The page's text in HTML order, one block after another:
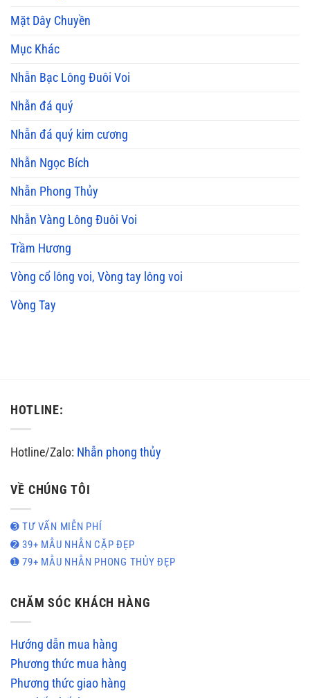
Mặt Dây Chuyền
Mục Khác
Nhẫn Bạc Lông Đuôi Voi
Nhẫn đá quý
Nhẫn đá quý kim cương
Nhẫn Ngọc Bích
Nhẫn Phong Thủy
Nhẫn Vàng Lông Đuôi Voi
Trầm Hương
Vòng cổ lông voi, Vòng tay lông voi
Vòng Tay
HOTLINE:
Hotline/Zalo: Nhẫn phong thủy
VỀ CHÚNG TÔI
➌ TƯ VẤN MIỄN PHÍ
➋ 39+ MẪU NHẪN CẶP ĐẸP
➊ 79+ MẪU NHẪN PHONG THỦY ĐẸP
CHĂM SÓC KHÁCH HÀNG
Hướng dẫn mua hàng
Phương thức mua hàng
Phương thức giao hàng